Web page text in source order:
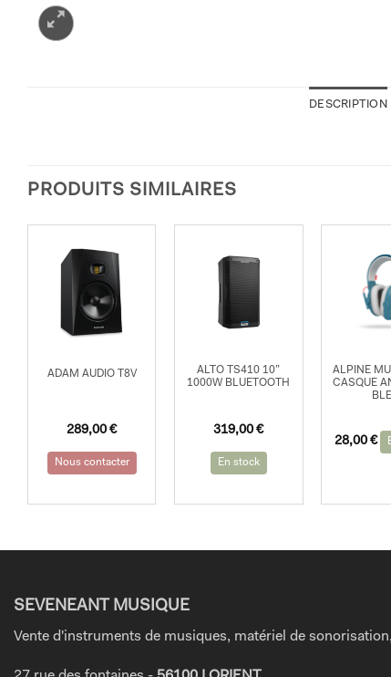
DESCRIPTION
PRODUITS SIMILAIRES
ADAM AUDIO T8V
289,00€
Nous contacter
ALTO TS410 10”
1000W BLUETOOTH
319,00€
En stock
ALPINE
CASQUE
28,00 €
SEVENEANT MUSIQUE
Vente d'instruments de musiques, matériel de